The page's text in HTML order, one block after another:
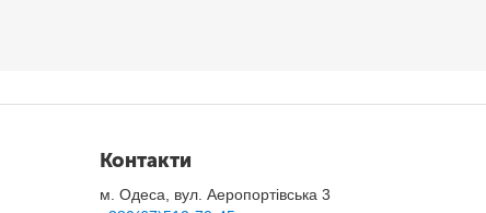
Контакти
м. Одеса, вул. Аеропортівська 3